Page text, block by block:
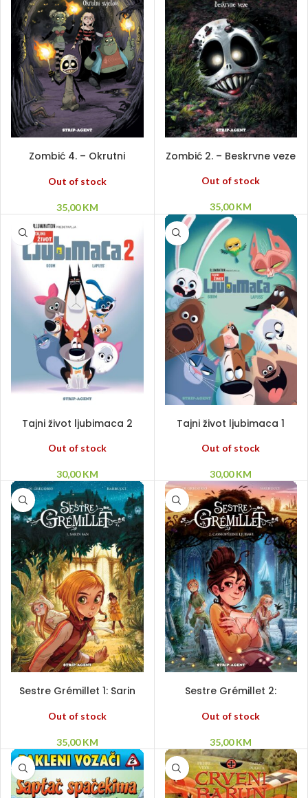
Zombić 4. – Okrutni
Out of stock
35,00KM
Zombić 2. – Beskrvne veze
Out of stock
35,00KM
Tajni život ljubimaca 2
Out of stock
30,00KM
Tajni život ljubimaca 1
Out of stock
30,00KM
Sestre Grémillet 1: Sarin
Out of stock
35,00KM
Sestre Grémillet 2:
Out of stock
35,00KM